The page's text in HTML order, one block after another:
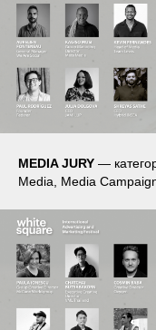
MEDIA JURY —
Media, Media